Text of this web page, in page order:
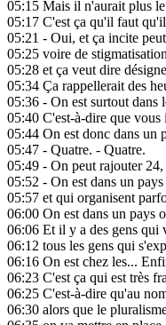
05:15 Mais il n'aurait plus
05:17 C'est ça qu'il faut
05:21 - Oui, et ça incite
05:25 voire de
05:28 et ça veut dire
05:34 Ça rappellerait des
05:36 - On est surtout dans
05:40 C'est-à-dire que
05:44 On est donc dans un
05:47 - Quatre. - Quatre.
05:49 - On peut rajouter
05:52 - On est dans un
05:57 et qui organisent
06:00 On est dans un pays
06:06 Et il y a des gens qui
06:12 tous les gens qui
06:16 On est chez les...
06:23 C'est ça qui est très
06:25 C'est-à-dire qu'au
06:30 alors que le